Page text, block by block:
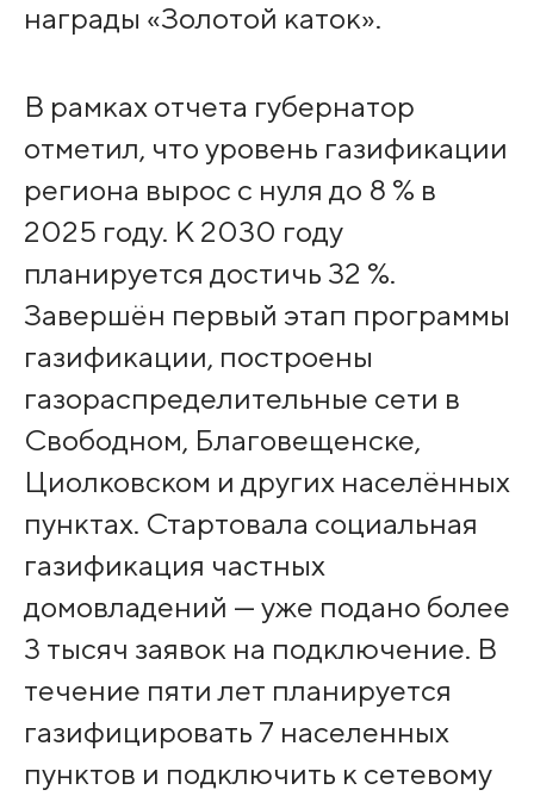
награды «Золотой каток».
В рамках отчета губернатор
отметил, что уровень газификации
региона вырос с нуля до 8 % в
2025 году. К 2030 году
планируется достичь 32 %.
Завершён первый этап программы
газификации, построены
газораспределительные сети в
Свободном, Благовещенске,
Циолковском и других населённых
пунктах. Стартовала социальная
газификация частных
домовладений — уже подано более
3 тысяч заявок на подключение. В
течение пяти лет планируется
газифицировать 7 населенных
пунктов и подключить к сетевому